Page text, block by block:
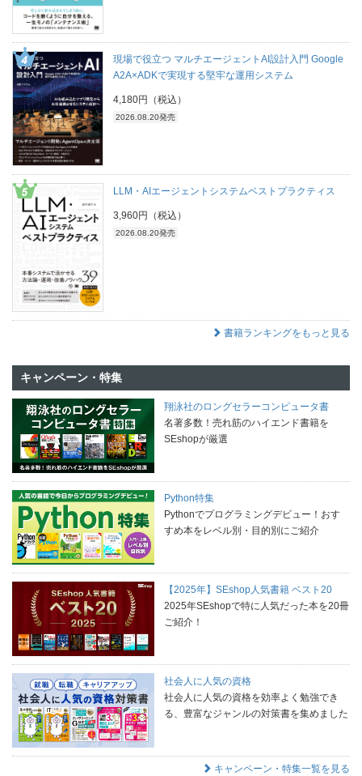
現場で役立つ マルチエージェントAI設計入門 Google
A2A×ADKで実現する堅牢な運用システム
4,180円（税込）
2026.08.20発売
LLM・AIエージェントシステムベストプラクティス
3,960円（税込）
2026.08.20発売
書籍ランキングをもっと見る
キャンペーン・特集
翔泳社のロングセラーコンピュータ書
名著多数！売れ筋のハイエンド書籍を
SEshopが厳選
Python特集
Pythonでプログラミングデビュー！おす
すめ本をレベル別・目的別にご紹介
【2025年】SEshop人気書籍 ベスト20
2025年SEshopで特に人気だった本を20冊
ご紹介！
社会人に人気の資格
社会人に人気の資格を効率よく勉強でき
る、豊富なジャンルの対策書を集めました
キャンペーン・特集一覧を見る